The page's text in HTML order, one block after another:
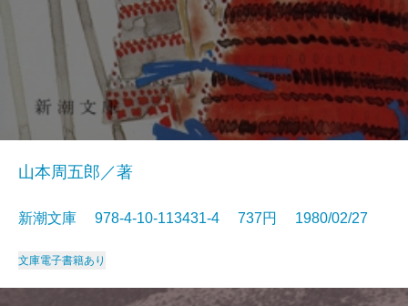
山本周五郎／著
新潮文庫 978-4-10-113431-4 737円 1980/02/27
文庫電子書籍あり